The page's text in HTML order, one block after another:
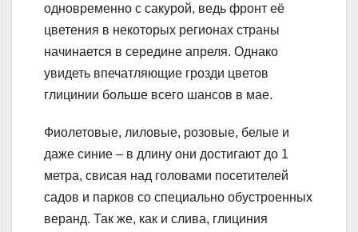
одновременно с сакурой, ведь фронт её
цветения в некоторых регионах страны
начинается в середине апреля. Однако
увидеть впечатляющие грозди цветов
глицинии больше всего шансов в мае.
Фиолетовые, лиловые, розовые, белые и
даже синие – в длину они достигают до 1
метра, свисая над головами посетителей
садов и парков со специально обустроенных
веранд. Так же, как и слива, глициния